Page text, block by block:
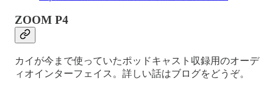
ZOOM P4
カイが今まで使っていたポッドキャスト収録用のオーデ
ィオインターフェイス。詳しい話はブログをどうぞ。